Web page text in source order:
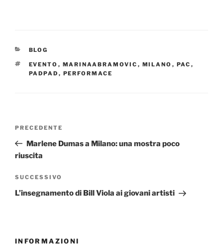
CATEGORIE
BLOG
TAG
EVENTO , MARINAABRAMOVIC , MILANO , PAC ,
PADPAD , PERFORMACE
Articolo
precedente:
PRECEDENTE
Marlene Dumas a Milano: una mostra poco
riuscita
Articolo
successivo
SUCCESSIVO
L’insegnamento di Bill Viola ai giovani artisti
INFORMAZIONI